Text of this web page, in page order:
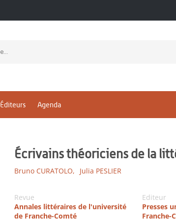
Éditeurs Agenda
Écrivains théoriciens de la
Bruno CURATOLO, Julia PESLIER
Revue
Annales littéraires de l'université
de Franche-Comté
Editeur
Presses
Franche-